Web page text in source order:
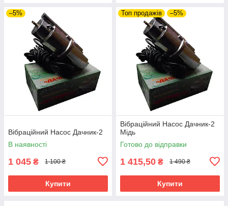
–5%
Вібраційний Насос Дачник-2
В наявності
1 045 ₴ 1 100 ₴
Купити
Топ продажів –5%
Вібраційний Насос Дачник-2
Мідь
Готово до відправки
1 415,50 ₴ 1 490 ₴
Купити